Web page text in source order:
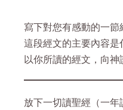
寫下對您有感動的一節
這段經文的主要內容是
以你所讀的經文，向神
放下一切讀聖經（一